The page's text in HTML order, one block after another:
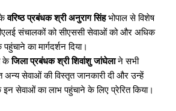
केवरिष्ठ प्रबंधक श्री अनुराग सिंहभोपाल से विशेष
संचालकों को सीएससी सेवाओं को और अधिक
का मार्गदर्शन दिया।
केजिला प्रबंधक श्री शिवांशु जांघेलाने सभी
अन्य सेवाओं की विस्तृत जानकारी दी और उन्हें
सेवाओं का लाभ पहुंचाने के लिए प्रेरित किया।